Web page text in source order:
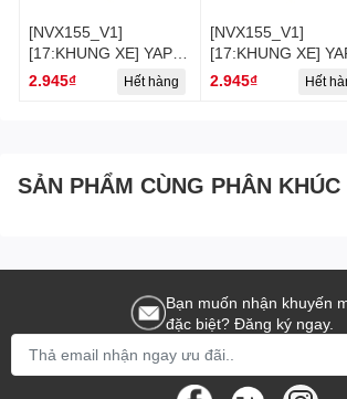
[NVX155_V1]
[17:KHUNG XE] YAPT-
2790 CHỤP GIẢM
2.945₫ Hết hàng
[NVX155_V1]
[17:KHUNG XE]
2789 CHỤP GIẢM
2.945₫ Hết
SẢN PHẨM CÙNG PHÂN
Bạn muốn nhận khuyến
đặc biệt? Đăng ký ngay.